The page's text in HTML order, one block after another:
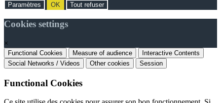
Paramètres OK Tout refuser
Cookies settings
×
Functional Cookies Measure of audience
Interactive Contents
Social Networks / Videos
Other cookies Session
Functional Cookies